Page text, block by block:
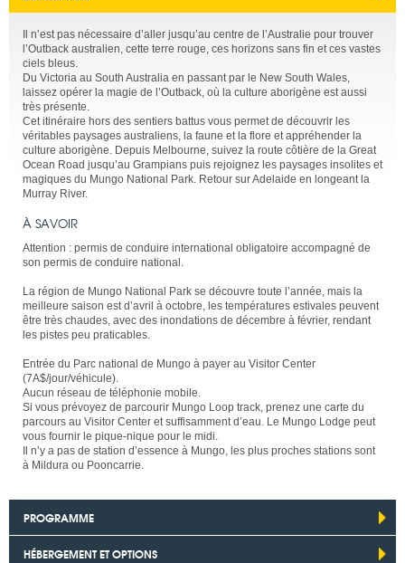
Il n’est pas nécessaire d’aller jusqu’au centre de l’Australie pour trouver
l’Outback australien, cette terre rouge, ces horizons sans fin et ces vastes
ciels bleus.
Du Victoria au South Australia en passant par le New South Wales,
laissez opérer la magie de l’Outback, où la culture aborigène est aussi
très présente.
Cet itinéraire hors des sentiers battus vous permet de découvrir les
véritables paysages australiens, la faune et la flore et appréhender la
culture aborigène. Depuis Melbourne, suivez la route côtière de la Great
Ocean Road jusqu’au Grampians puis rejoignez les paysages insolites et
magiques du Mungo National Park. Retour sur Adelaide en longeant la
Murray River.
À SAVOIR
Attention : permis de conduire international obligatoire accompagné de
son permis de conduire national.
La région de Mungo National Park se découvre toute l’année, mais la
meilleure saison est d’avril à octobre, les températures estivales peuvent
être très chaudes, avec des inondations de décembre à février, rendant
les pistes peu praticables.
Entrée du Parc national de Mungo à payer au Visitor Center
(7A$/jour/véhicule).
Aucun réseau de téléphonie mobile.
Si vous prévoyez de parcourir Mungo Loop track, prenez une carte du
parcours au Visitor Center et suffisamment d’eau. Le Mungo Lodge peut
vous fournir le pique-nique pour le midi.
Il n’y a pas de station d’essence à Mungo, les plus proches stations sont
à Mildura ou Pooncarrie.
PROGRAMME
HÉBERGEMENT ET OPTIONS